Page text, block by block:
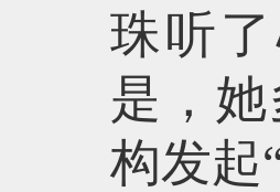
珠听
是，
构发起